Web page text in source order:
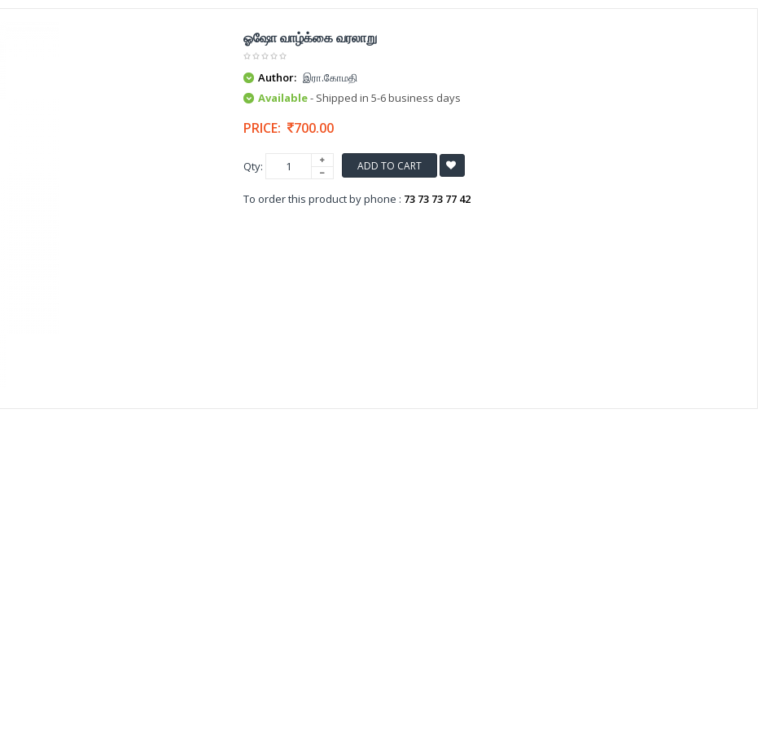
ஓஷோ வாழ்க்கை வரலாறு
Author: இரா.கோமதி
Available- Shipped in 5-6 business days
PRICE: 700.00
Qty: ADD TO CART
To order this product by phone : 73 73 73 77 42